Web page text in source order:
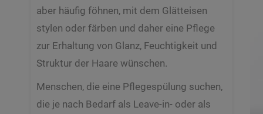
aber häufig föhnen, mit dem Glätteisen
stylen oder färben und daher eine Pflege
zur Erhaltung von Glanz, Feuchtigkeit und
Struktur der Haare wünschen.
Menschen, die eine Pflegespülung suchen,
die je nach Bedarf als Leave-in- oder als